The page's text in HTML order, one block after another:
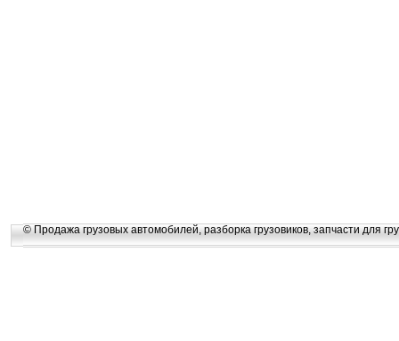
© Продажа грузовых автомобилей, разборка грузовиков, запчасти для